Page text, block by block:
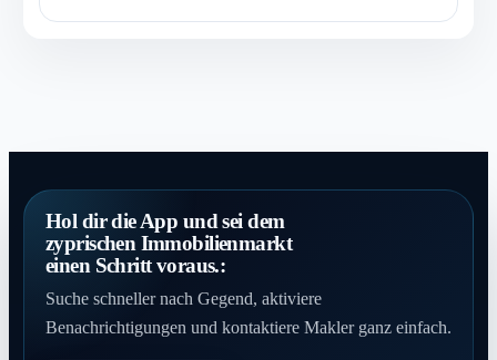
Hol dir die App und sei dem
zyprischen Immobilienmarkt
einen Schritt voraus.:
Suche schneller nach Gegend, aktiviere
Benachrichtigungen und kontaktiere Makler ganz einfach.